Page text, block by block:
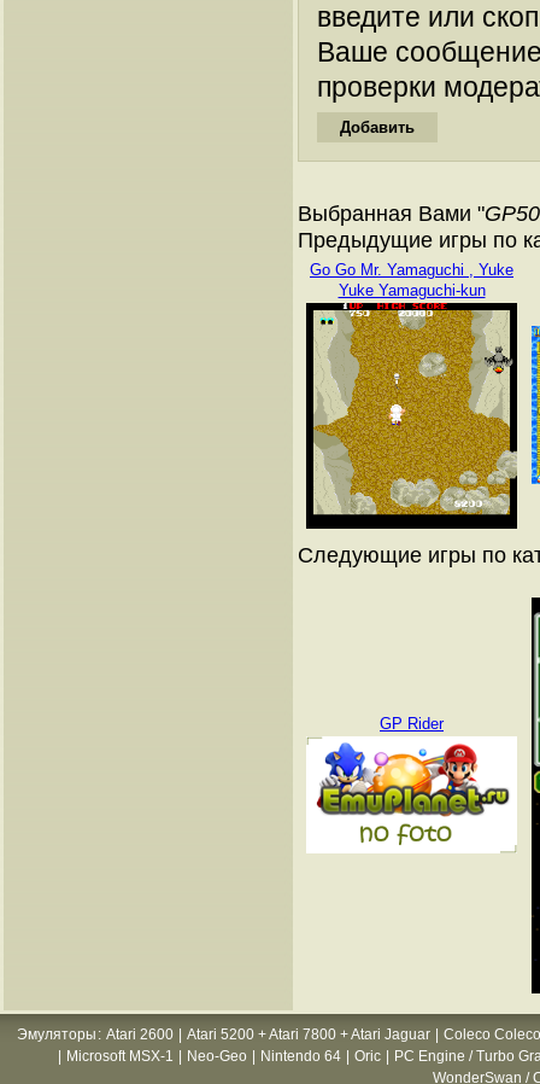
введите или
Ваше
проверки
Выбранная Вами "
Предыдущие игры по
Go Go Mr. Yamaguchi , Yuke
Yuke Yamaguchi-kun
Следующие игры по
GP Rider
Эмуляторы : Atari 2600 Atari 5200 + Atari 7800 + Atari Jaguar
Coleco
Microsoft MSX-1 Neo-Geo Nintendo 64 Oric
PC Engine / Turbo
WonderSwan /